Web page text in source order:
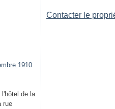
l'hôtel de la
rue
Contacter le